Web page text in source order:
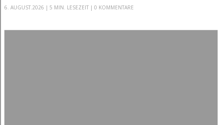
6. AUGUST.2026 | 5 MIN. LESEZEIT| 0 KOMMENTARE